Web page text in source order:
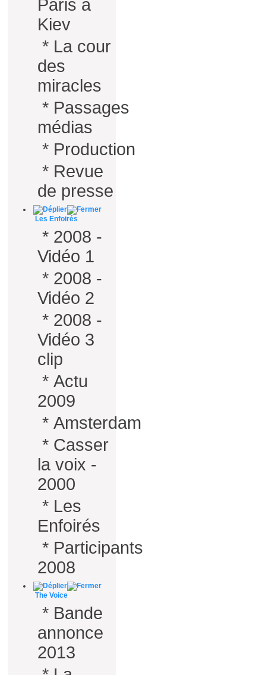
Paris à
Kiev
* La cour
des
miracles
* Passages
médias
* Production
* Revue
de presse
Les Enfoirés
* 2008 -
Vidéo 1
* 2008 -
Vidéo 2
* 2008 -
Vidéo 3
clip
* Actu
2009
* Amsterdam
* Casser
la voix -
2000
* Les
Enfoirés
* Participants
2008
The Voice
* Bande
annonce
2013